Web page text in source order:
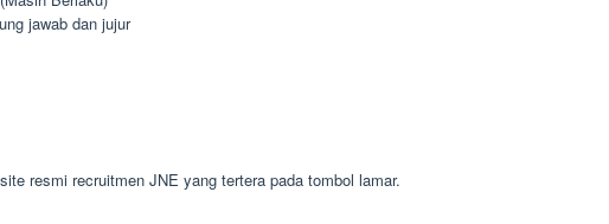
jawab dan jujur
resmi recruitmen JNE yang tertera pada tombol lamar.